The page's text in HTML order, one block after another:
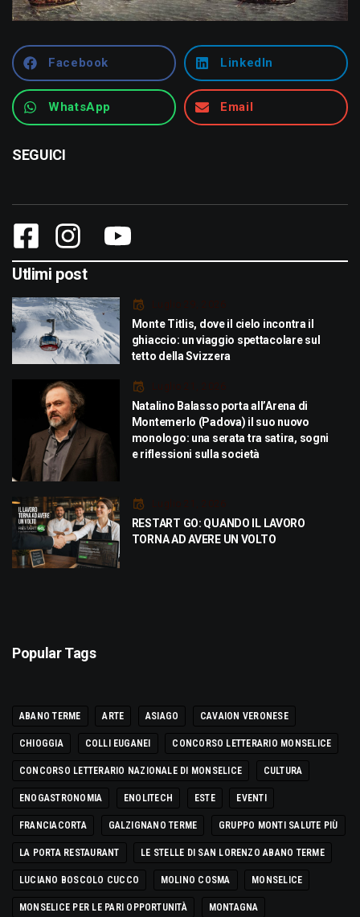
Facebook LinkedIn
WhatsApp Email
SEGUICI
Utlimi post
Luglio 29, 2026
Monte Titlis, dove il cielo incontra il
ghiaccio: un viaggio spettacolare sul
tetto della Svizzera
Luglio 21, 2026
Natalino Balasso porta all’Arena di
Montemerlo (Padova) il suo nuovo
monologo: una serata tra satira, sogni
e riflessioni sulla società
Luglio 21, 2026
RESTART GO: QUANDO IL LAVORO
TORNA AD AVERE UN VOLTO
Popular Tags
ABANO TERME ARTE ASIAGO CAVAION VERONESE
CHIOGGIA COLLI EUGANEI CONCORSO LETTERARIO MONSELICE
CONCORSO LETTERARIO NAZIONALE DI MONSELICE CULTURA
ENOGASTRONOMIA ENOLITECH ESTE EVENTI
FRANCIACORTA GALZIGNANO TERME GRUPPO MONTI SALUTE PIÙ
LA PORTA RESTAURANT LE STELLE DI SAN LORENZO ABANO TERME
LUCIANO BOSCOLO CUCCO MOLINO COSMA MONSELICE
MONSELICE PER LE PARI OPPORTUNITÀ MONTAGNA